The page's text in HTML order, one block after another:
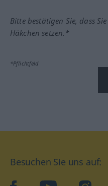
Bitte bestätigen Sie, dass
Häkchen setzen.*
*Pflichtfeld
Besuchen Sie uns auf: